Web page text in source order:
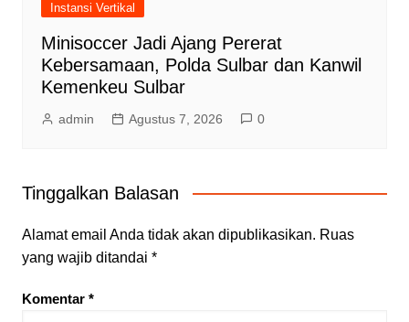
Instansi Vertikal
Minisoccer Jadi Ajang Pererat
Kebersamaan, Polda Sulbar dan Kanwil
Kemenkeu Sulbar
admin Agustus 7, 2026 0
Tinggalkan Balasan
Alamat email Anda tidak akan dipublikasikan. Ruas
yang wajib ditandai *
Komentar *